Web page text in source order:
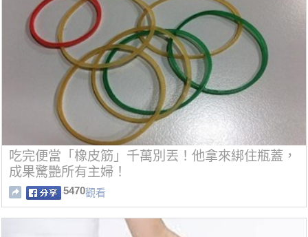
吃完便當「橡皮筋」千萬別丟！他拿來綁住瓶蓋，
成果驚艷所有主婦！
5470觀看